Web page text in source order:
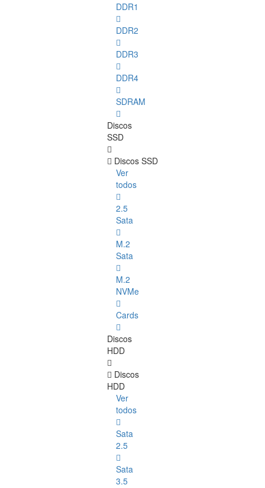
DDR1
DDR2
DDR3
DDR4
SDRAM
Discos
SSD
Discos SSD
Ver
todos
2.5
Sata
M.2
Sata
M.2
NVMe
Cards
Discos
HDD
Discos
HDD
Ver
todos
Sata
2.5
Sata
3.5